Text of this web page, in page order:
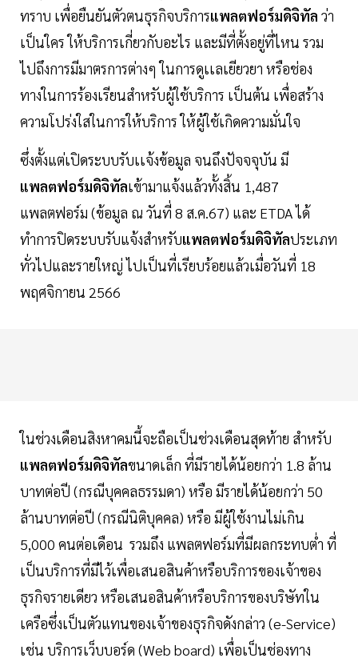
ทราบ เพื่อยืนยันตัวตนธุรกิจบริการแพลตฟอร์มดิจิทัล ว่า
เป็นใคร ให้บริการเกี่ยวกับอะไร และมีที่ตั้งอยู่ที่ไหน รวม
ไปถึงการมีมาตรการต่างๆ ในการดูเเลเยียวยา หรือช่อง
ทางในการร้องเรียนสำหรับผู้ใช้บริการ เป็นต้น เพื่อสร้าง
ความโปร่งใสในการให้บริการ ให้ผู้ใช้เกิดความมั่นใจ
ซึ่งตั้งแต่เปิดระบบรับเเจ้งข้อมูล จนถึงปัจจจุบัน มี
แพลตฟอร์มดิจิทัลเข้ามาแจ้งแล้วทั้งสิ้น 1,487
แพลตฟอร์ม (ข้อมูล ณ วันที่ 8 ส.ค.67) และ ETDA ได้
ทำการปิดระบบรับแจ้งสำหรับแพลตฟอร์มดิจิทัลประเภท
ทั่วไปและรายใหญ่ ไปเป็นที่เรียบร้อยแล้วเมื่อวันที่ 18
พฤศจิกายน 2566
ในช่วงเดือนสิงหาคมนี้จะถือเป็นช่วงเดือนสุดท้าย สำหรับ
แพลตฟอร์มดิจิทัลขนาดเล็ก ที่มีรายได้น้อยกว่า 1.8 ล้าน
บาทต่อปี (กรณีบุคคลธรรมดา) หรือ มีรายได้น้อยกว่า 50
ล้านบาทต่อปี (กรณีนิติบุคคล) หรือ มีผู้ใช้งานไม่เกิน
5,000 คนต่อเดือน รวมถึง แพลตฟอร์มที่มีผลกระทบต่ำ ที่
เป็นบริการที่มีไว้เพื่อเสนอสินค้าหรือบริการของเจ้าของ
ธุรกิจรายเดียว หรือเสนอสินค้าหรือบริการของบริษัทใน
เครือซึ่งเป็นตัวแทนของเจ้าของธุรกิจดังกล่าว (e-Service)
เช่น บริการเว็บบอร์ด (Web board) เพื่อเป็นช่องทาง